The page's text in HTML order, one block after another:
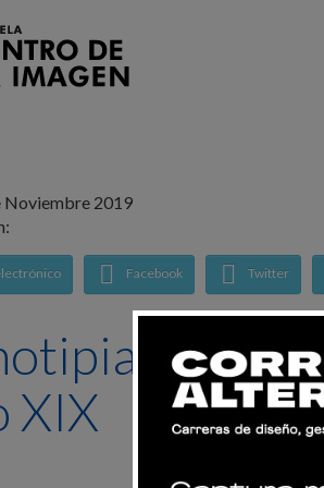
Noviembre 2019
Facebook Twitter
el
XIX